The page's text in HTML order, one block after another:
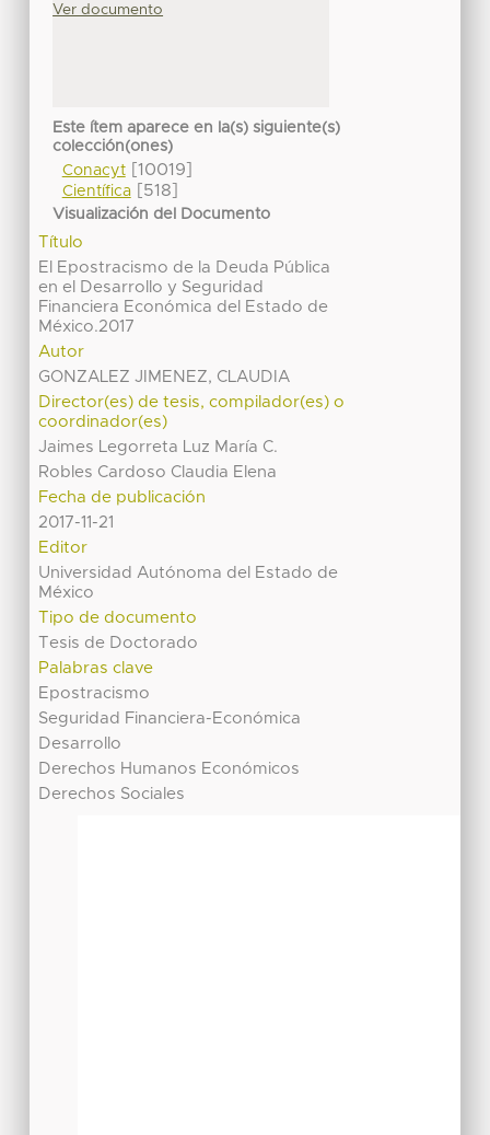
Ver documento
Este ítem aparece en la(s) siguiente(s)
colección(ones)
Conacyt[10019]
Científica[518]
Visualización del Documento
Título
El Epostracismo de la Deuda Pública
en el Desarrollo y Seguridad
Financiera Económica del Estado de
México.2017
Autor
GONZALEZ JIMENEZ, CLAUDIA
Director(es) de tesis, compilador(es) o
coordinador(es)
Jaimes Legorreta Luz María C.
Robles Cardoso Claudia Elena
Fecha de publicación
2017-11-21
Editor
Universidad Autónoma del Estado de
México
Tipo de documento
Tesis de Doctorado
Palabras clave
Epostracismo
Seguridad Financiera-Económica
Desarrollo
Derechos Humanos Económicos
Derechos Sociales